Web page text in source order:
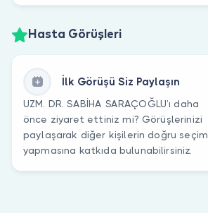
Hasta Görüşleri
İlk Görüşü Siz Paylaşın
UZM. DR. SABİHA SARAÇOĞLU’ı daha
önce ziyaret ettiniz mi? Görüşlerinizi
paylaşarak diğer kişilerin doğru seçim
yapmasına katkıda bulunabilirsiniz.